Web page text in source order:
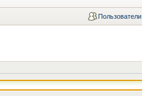
Пользователи